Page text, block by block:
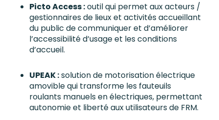
Picto Access :outil qui permet aux acteurs /
gestionnaires de lieux et activités accueillant
du public de communiquer et d’améliorer
l’accessibilité d’usage et les conditions
d’accueil.
UPEAK :solution de motorisation électrique
amovible qui transforme les fauteuils
roulants manuels en électriques, permettant
autonomie et liberté aux utilisateurs de FRM.